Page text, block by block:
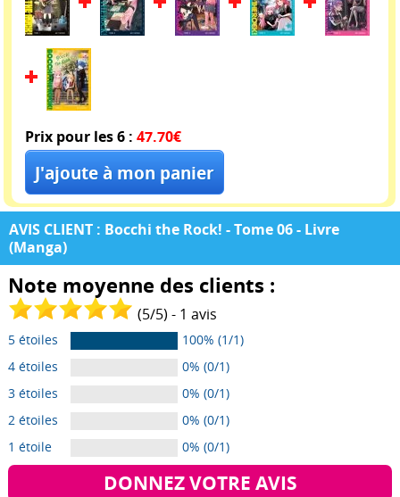
Prix pour les 6 : 47.70€
AVIS CLIENT : Bocchi the Rock! - Tome 06 - Livre
(Manga)
Note moyenne des clients :
(5/5) - 1 avis
5 étoiles
100% (1/1)
4 étoiles
0% (0/1)
3 étoiles
0% (0/1)
2 étoiles
0% (0/1)
1 étoile
0% (0/1)
DONNEZ VOTRE AVIS